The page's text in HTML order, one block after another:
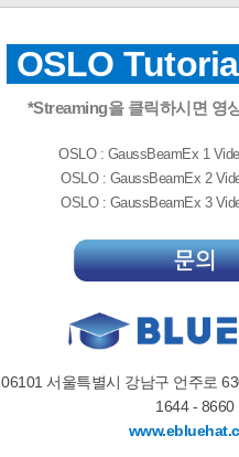
OSLO
*Streaming을 클릭하시면 영
OSLO : GaussBeamEx 1
OSLO : GaussBeamEx 2
OSLO : GaussBeamEx 3
06101 서울특별시 강남구 언주로
1644 - 8660